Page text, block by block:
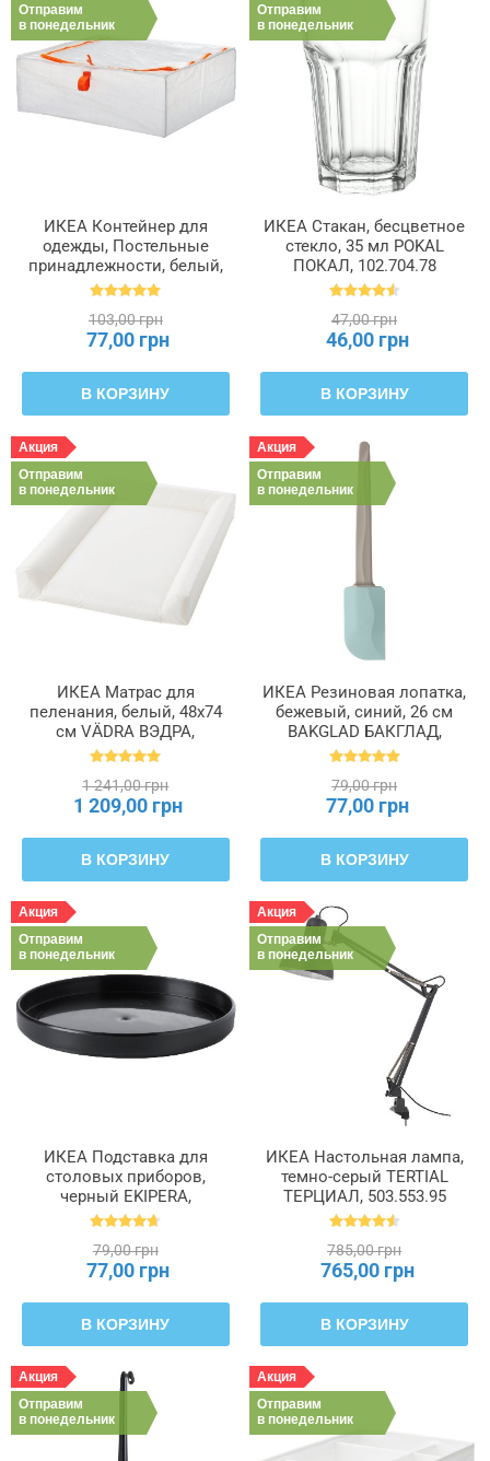
Отправим
в понедельник
ИКЕА Контейнер для
одежды, Постельные
принадлежности, белый,
55 x 49 x 19 см PÄRKLA
103,00 грн
77,00 грн
В КОРЗИНУ
Отправим
в понедельник
ИКЕА Стакан, бесцветное
стекло, 35 мл POKAL
ПОКАЛ, 102.704.78
47,00 грн
46,00 грн
В КОРЗИНУ
Акция
Отправим
в понедельник
ИКЕА Матрас для
пеленания, белый, 48x74
см VÄDRA ВЭДРА,
802.261.37
1 241,00 грн
1 209,00 грн
В КОРЗИНУ
Акция
Отправим
в понедельник
ИКЕА Резиновая лопатка,
бежевый, синий, 26 см
BAKGLAD БАКГЛАД,
204.855.48
79,00 грн
77,00 грн
В КОРЗИНУ
Акция
Отправим
в понедельник
ИКЕА Подставка для
столовых приборов,
черный EKIPERA,
202.425.88
79,00 грн
77,00 грн
В КОРЗИНУ
Акция
Отправим
в понедельник
ИКЕА Настольная лампа,
темно-серый TERTIAL
ТЕРЦИАЛ, 503.553.95
785,00 грн
765,00 грн
В КОРЗИНУ
Акция
Отправим
в понедельник
Акция
Отправим
в понедельник